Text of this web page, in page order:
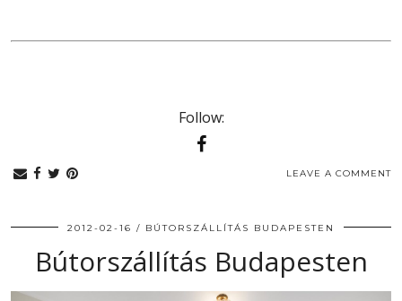
Follow:
LEAVE A COMMENT
2012-02-16 BÚTORSZÁLLÍTÁS BUDAPESTEN
Bútorszállítás Budapesten